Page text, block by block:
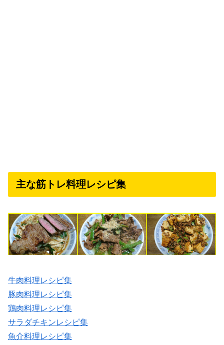
主な筋トレ料理レシピ集
牛肉料理レシピ集
豚肉料理レシピ集
鶏肉料理レシピ集
サラダチキンレシピ集
魚介料理レシピ集